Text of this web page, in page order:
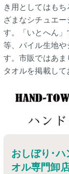
き用としてはも
ざまなシチュエ
す。「いとへん
等、パイル生地
す。市販ではあ
タオルを掲載して
おしぼり･
オル専門卸